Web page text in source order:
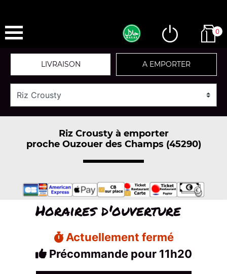
0
LIVRAISON A EMPORTER
Riz Crousty à emporter
proche Ouzouer des Champs (45290)
Horaires d'ouverture
Actuellement fermé
Précommande pour 11h20